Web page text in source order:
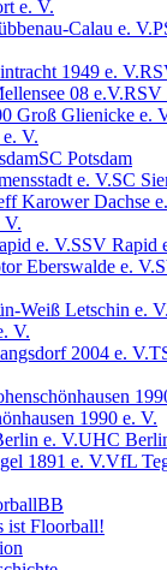
e. V.
RSV
V.
SC Potsdam
SC
V.
SSV Rapid
V.
1990 e. V.
UHC
VfL
ist Floorball!